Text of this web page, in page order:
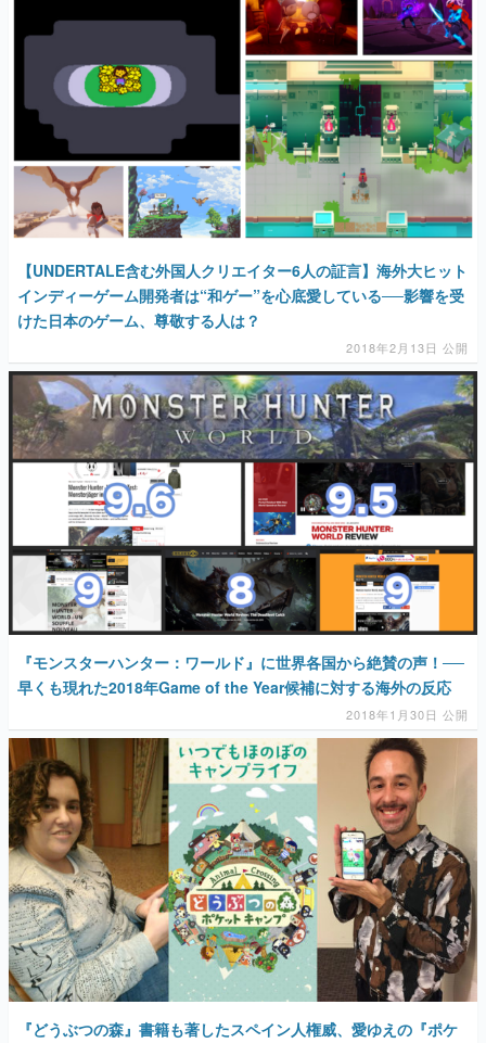
【UNDERTALE含む外国人クリエイター6人の証言】海外大ヒット
インディーゲーム開発者は“和ゲー”を心底愛している──影響を受
けた日本のゲーム、尊敬する人は？
2018年2月13日 公開
『モンスターハンター：ワールド』に世界各国から絶賛の声！──
早くも現れた2018年Game of the Year候補に対する海外の反応
2018年1月30日 公開
『どうぶつの森』書籍も著したスペイン人権威、愛ゆえの『ポケ
森』辛口批評――「もはや『どう森』は世界共通言語だ」国境を
越え皆が抱く想いとは？【海外プレイヤー12人の声】
2017年12月1日 公開